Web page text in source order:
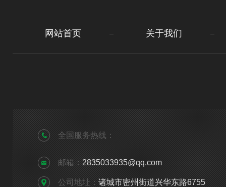
网站首页 关于我们
全国服务热线：
邮箱： 2835033935@qq.com
公司地址： 诸城市密州街道兴华东路6755